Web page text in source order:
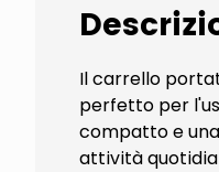
Il carrello
perfetto per
compatto e
attività